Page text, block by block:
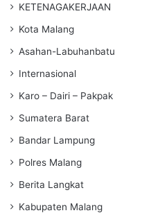
KETENAGAKERJAAN
Kota Malang
Asahan-Labuhanbatu
Internasional
Karo – Dairi – Pakpak
Sumatera Barat
Bandar Lampung
Polres Malang
Berita Langkat
Kabupaten Malang